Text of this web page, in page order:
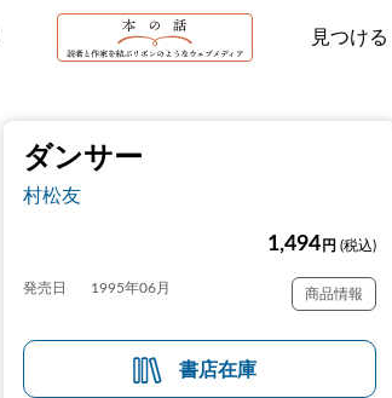
見つける
ダンサー
村松友
1,494 円 (税込)
発売日 1995年06月 商品情報
書店在庫